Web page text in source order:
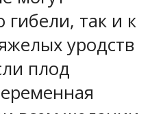
гибели, так и к
уродств
плод